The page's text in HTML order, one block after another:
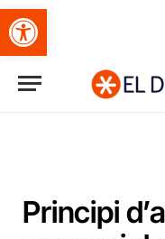
Obre la barra d'eines
Principi